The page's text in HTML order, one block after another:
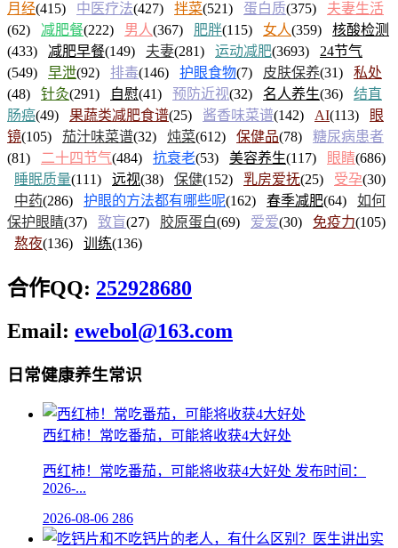
月经(415) 中医疗法(427) 拌菜(521) 蛋白质(375) 夫妻生活
(62) 减肥餐(222) 男人(367) 肥胖(115) 女人(359) 核酸检测
(433) 减肥早餐(149) 夫妻(281) 运动减肥(3693) 24节气
(549) 早泄(92) 排毒(146) 护眼食物(7) 皮肤保养(31) 私处
(48) 针灸(291) 自慰(41) 预防近视(32) 名人养生(36) 结直
肠癌(49) 果蔬类减肥食谱(25) 酱香味菜谱(142) AI(113)
眼
镜(105) 茄汁味菜谱(32) 炖菜(612) 保健品(78) 糖尿病患者
(81) 二十四节气(484) 抗衰老(53) 美容养生(117) 眼睛(686)
睡眠质量(111) 远视(38) 保健(152) 乳房爱抚(25) 受孕(30)
中药(286) 护眼的方法都有哪些呢(162) 春季减肥(64) 如何
保护眼睛(37) 致盲(27) 胶原蛋白(69) 爱爱(30) 免疫力(105)
熬夜(136) 训练(136)
合作QQ: 252928680
Email: ewebol@163.com
日常健康养生常识
西红柿！常吃番茄，可能将收获4大好处
西红柿！常吃番茄，可能将收获4大好处 发布时间：
2026-...
2026-08-06 286